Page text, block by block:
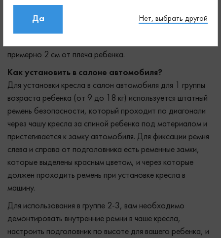
Да Нет, выбрать другой
установкой кресла с задней стороны чаши кресла с
помощью круглой клавиши которое необходимо
примерно 2 см от плеча ребенка.
Как установить в салоне автомобиля?
Для установки кресла в салон автомобиля для 1 группы
возраста ребенка (от 9 до 18 кг) используется штатный
ремень безопасности, который проходит по диагонали
через чашу кресла за спиной ребенка под материалом и
пристегивается к замку автомобиля. Для фиксации ремня
слева и справа от подголовника есть ременные замки,
которые выделены красным цветом, и через которые
должен проходить ремень при установке кресла в
машину.
Для использования в группе 2-3, вам необходимо
демонтировать внутренние ремни в чаше кресла,
настроить подголовник по высоте для вашего ребенка, и